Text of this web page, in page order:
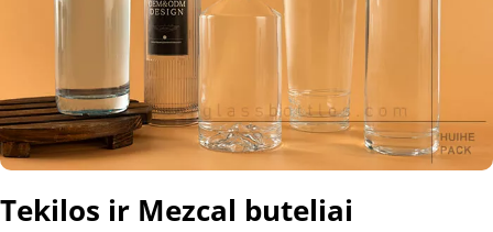
Tekilos ir Mezcal buteliai